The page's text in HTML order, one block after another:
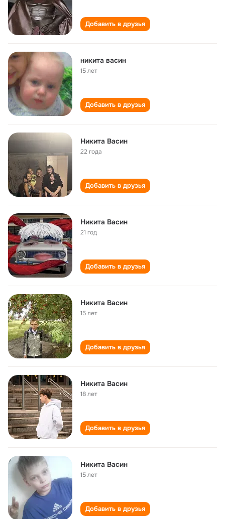
Добавить в друзья
никита васин
15 лет
Добавить в друзья
Никита Васин
22 года
Добавить в друзья
Никита Васин
21 год
Добавить в друзья
Никита Васин
15 лет
Добавить в друзья
Никита Васин
18 лет
Добавить в друзья
Никита Васин
15 лет
Добавить в друзья